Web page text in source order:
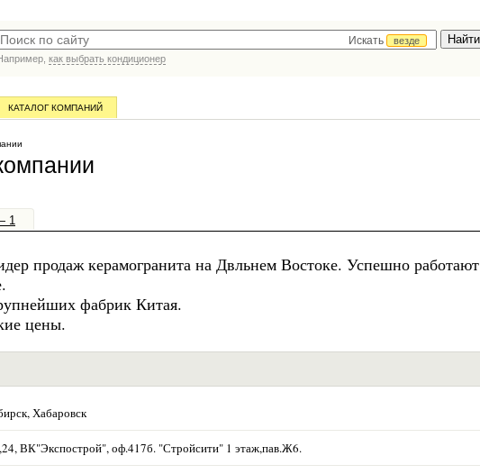
Искать
везде
как выбрать кондиционер
КАТАЛОГ КОМПАНИЙ
1
продаж керамогранита на Двльнем Востоке. Успешно работают
фабрик Китая.
цены.
Хабаровск
ВК"Экспострой", оф.417б. "Стройсити" 1 этаж,пав.Ж6.